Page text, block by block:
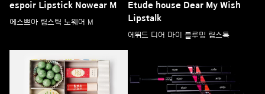
espoir Lipstick Nowear M
에스쁘아 립스틱 노웨어 M
Etude house Dear My Wish
Lipstalk
에뛰드 디어 마이 블루밍 립스톡